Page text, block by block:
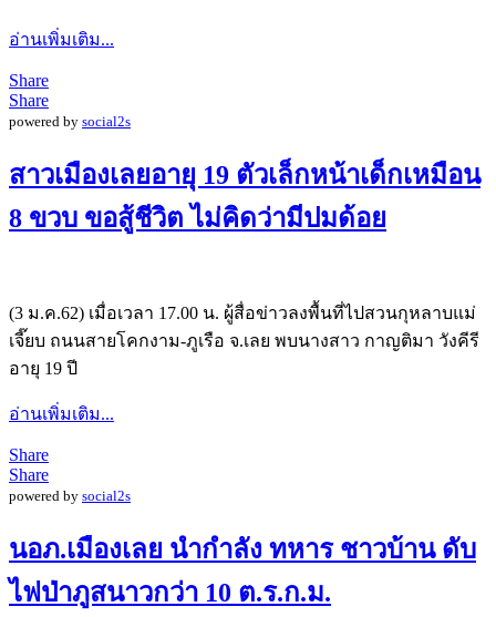
อ่านเพิ่มเติม...
Share
Share
powered by social2s
สาวเมืองเลยอายุ 19 ตัวเล็กหน้าเด็กเหมือน
8 ขวบ ขอสู้ชีวิต ไม่คิดว่ามีปมด้อย
(3 ม.ค.62) เมื่อเวลา 17.00 น. ผู้สื่อข่าวลงพื้นที่ไปสวนกุหลาบแม่
เจี๊ยบ ถนนสายโคกงาม-ภูเรือ จ.เลย พบนางสาว กาญติมา วังคีรี
อายุ 19 ปี
อ่านเพิ่มเติม...
Share
Share
powered by social2s
นอภ.เมืองเลย นำกำลัง ทหาร ชาวบ้าน ดับ
ไฟป่าภูสนาวกว่า 10 ต.ร.ก.ม.